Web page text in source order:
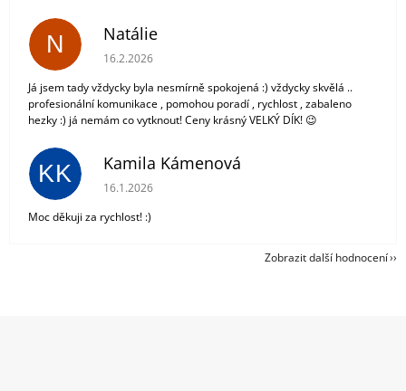
N Natálie
Hodnocení obchodu je 5 z 5 hvězdiček.
16.2.2026
Já jsem tady vždycky byla nesmírně spokojená :) vždycky skvělá ..
profesionální komunikace , pomohou poradí , rychlost , zabaleno
hezky :) já nemám co vytknout! Ceny krásný VELKÝ DÍK! 😉
KK Kamila Kámenová
Hodnocení obchodu je 5 z 5 hvězdiček.
16.1.2026
Moc děkuji za rychlost! :)
Zobrazit další hodnocení